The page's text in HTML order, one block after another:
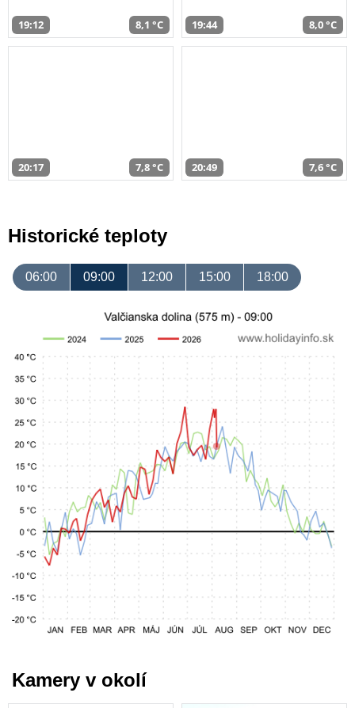
19:12 8,1 °C 19:44 8,0 °C
20:17 7,8 °C 20:49 7,6 °C
Historické teploty
06:00 09:00 12:00 15:00 18:00
Kamery v okolí